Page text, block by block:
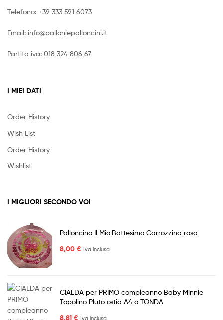
Telefono: +39 333 591 6073
Email: info@palloniepalloncini.it
Partita iva: 018 324 806 67
I MIEI DATI
Order History
Wish List
Order History
Wishlist
I MIGLIORI SECONDO VOI
Palloncino Il Mio Battesimo Carrozzina rosa
8,00 € Iva inclusa
CIALDA per PRIMO compleanno Baby Minnie
Topolino Pluto ostia A4 o TONDA
8,81 € Iva inclusa